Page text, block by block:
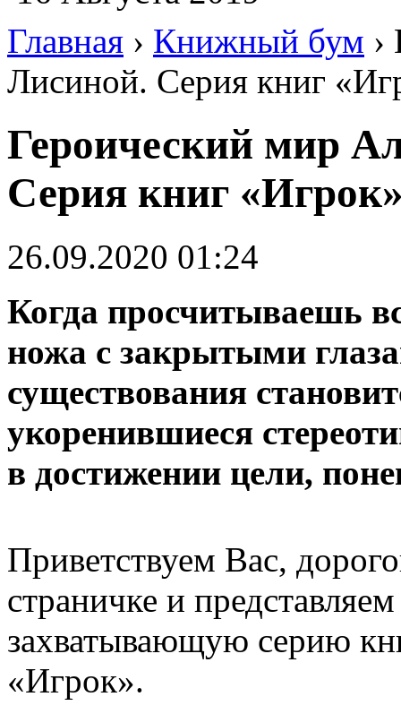
Главная › Книжный бум ›
Лисиной. Серия книг
Героический мир
Серия книг
26.09.2020 01:24
Когда просчитываешь
ножа с закрытыми
существования
укоренившиеся
в достижении цели,
Приветствуем Вас,
страничке и
захватывающую серию
«Игрок».